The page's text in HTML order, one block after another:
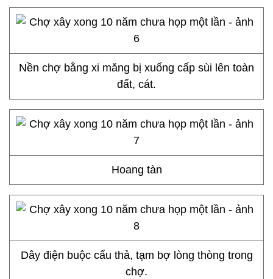
Nền chợ bằng xi măng bị xuống cấp sùi lên toàn
đất, cát.
Hoang tàn
Dây điện buộc cẩu thả, tạm bợ lòng thòng trong
chợ.